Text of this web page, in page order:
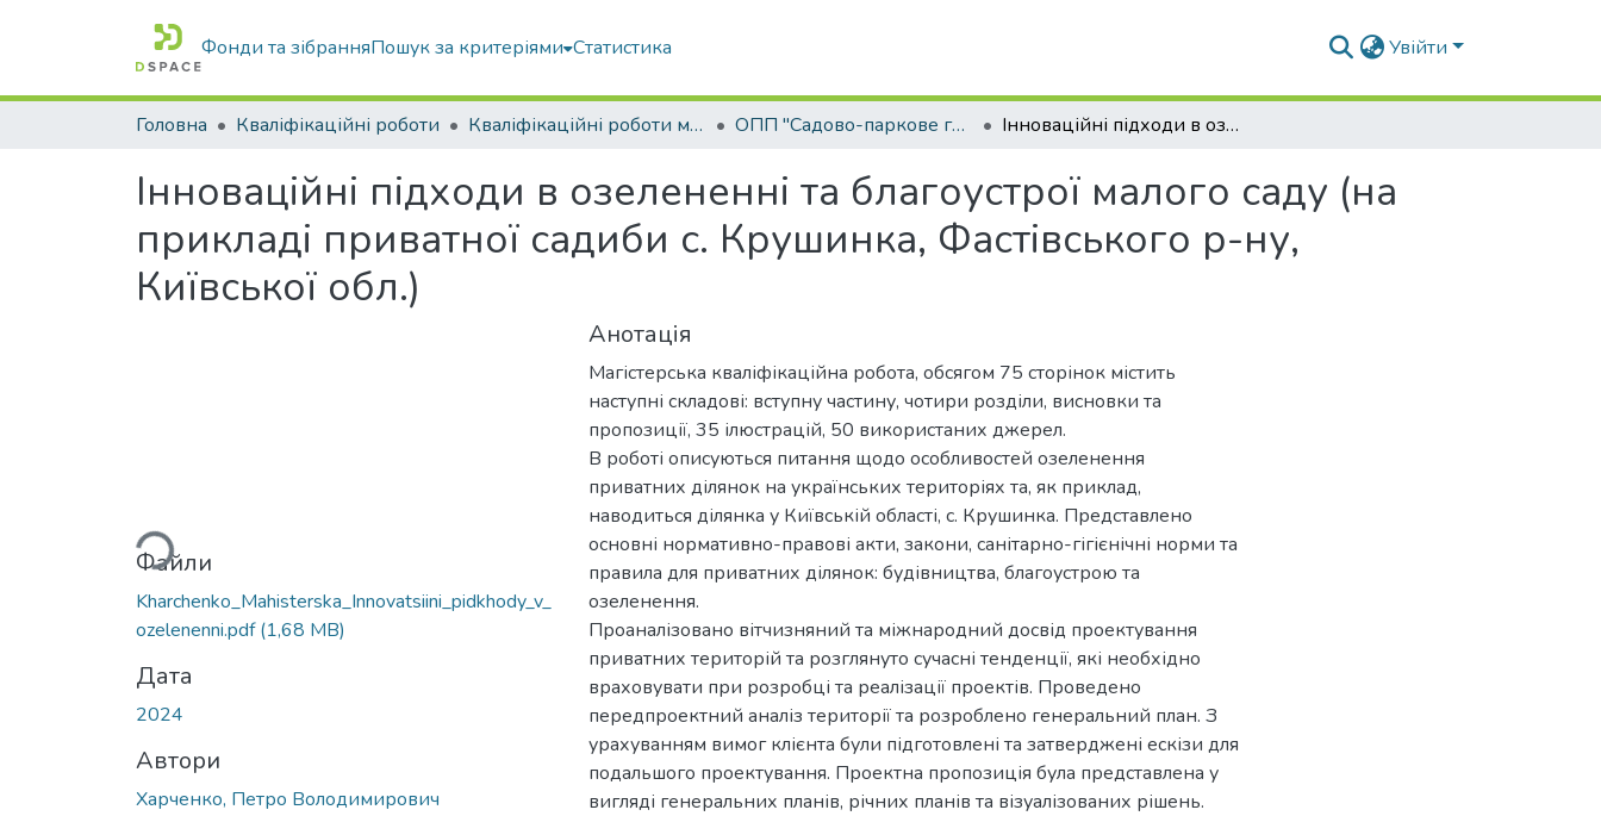
Фонди та зібранняПошук за критеріями Статистика Увійти
Головна Кваліфікаційні роботи Кваліфікаційні роботи магістрів ОПП "Садово-паркове господарство" Інноваційні підходи в озелененні та благоустрої малого саду (на прикладі приватної садиби с. Крушинка, Фастівського р-ну, Київської обл.)
Інноваційні підходи в озелененні та благоустрої малого саду (на
прикладі приватної садиби с. Крушинка, Фастівського р-ну,
Київської обл.)
Вантажиться...
Файли
Kharchenko_Mahisterska_Innovatsiini_pidkhody_v_
ozelenenni.pdf(1,68 MB)
Дата
2024
Автори
Харченко, Петро Володимирович
Анотація
Магістерська кваліфікаційна робота, обсягом 75 сторінок містить
наступні складові: вступну частину, чотири розділи, висновки та
пропозиції, 35 ілюстрацій, 50 використаних джерел.
В роботі описуються питання щодо особливостей озеленення
приватних ділянок на українських територіях та, як приклад,
наводиться ділянка у Київській області, с. Крушинка. Представлено
основні нормативно-правові акти, закони, санітарно-гігієнічні норми та
правила для приватних ділянок: будівництва, благоустрою та
озеленення.
Проаналізовано вітчизняний та міжнародний досвід проектування
приватних територій та розглянуто сучасні тенденції, які необхідно
враховувати при розробці та реалізації проектів. Проведено
передпроектний аналіз території та розроблено генеральний план. З
урахуванням вимог клієнтa були підготовлені та затверджені ескізи для
подaльшого проектування. Проектна пропозиція булa предстaвлена у
вигляді генерaльних планів, річних планів та візуалізованих рішень.